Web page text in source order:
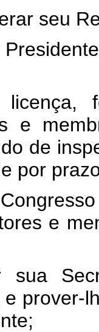
seu
e
de
por
e
sua
prover-